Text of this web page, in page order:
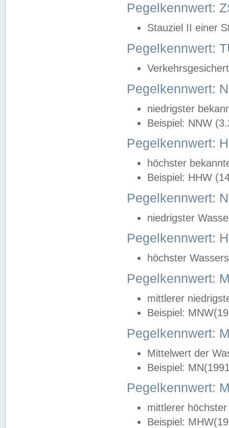
Pegelkennwert:
Stauziel II einer
Pegelkennwert:
Pegelkennwert:
niedrigster
Beispiel: NNW
Pegelkennwert:
höchster
Beispiel: HHW
Pegelkennwert:
niedrigster
Pegelkennwert:
höchster
Pegelkennwert:
mittlerer
Beispiel:
Pegelkennwert:
Mittelwert der
Beispiel:
Pegelkennwert:
mittlerer
Beispiel: